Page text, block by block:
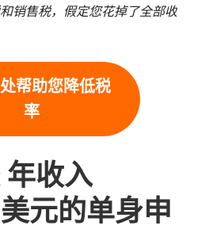
销售税，假定您花掉了全部收
帮助您降低税
率
收入
元的单身申